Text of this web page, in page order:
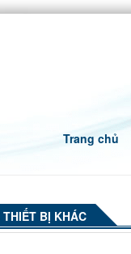
Trang chủ
THIẾT BỊ KHÁC